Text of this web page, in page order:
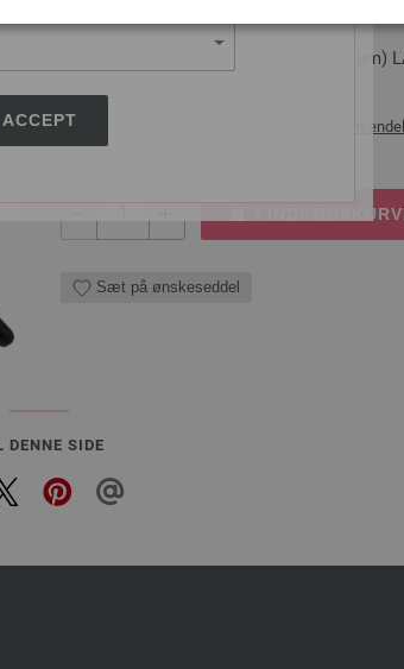
ACCEPT
Uld Hæklenål med Blødt Greb
Uld hæklenål med blødt greb (aluminium)
2,73 €
20,61 dkr
I
Sæt på ønskeseddel
DENNE SIDE